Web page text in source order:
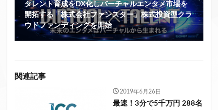
タレント育成をDX化しバーチャルエンタメ市場を
開拓する「株式会社ファンスター」株式投資型クラ
ウドファンディングを開始
関連記事
2019年6月26日
最速！3分で5千万円 288名